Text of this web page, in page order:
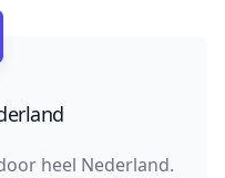
heel Nederland.